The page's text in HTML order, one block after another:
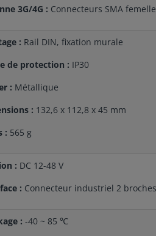
3G/4G : Connecteurs SMA
: Rail DIN, fixation murale
de protection : IP30
: Métallique
: 132,6 x 112,8 x 45 mm
: 565 g
: DC 12-48 V
: Connecteur industriel 2
: -40 ~ 85 ℃